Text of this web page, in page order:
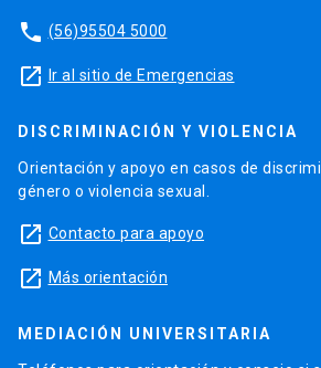
phone (56)95504 5000
launch Ir al sitio de Emergencias
DISCRIMINACIÓN Y VIOLENCIA
Orientación y apoyo en casos de
género o violencia sexual.
launch Contacto para apoyo
launch Más orientación
MEDIACIÓN UNIVERSITARIA